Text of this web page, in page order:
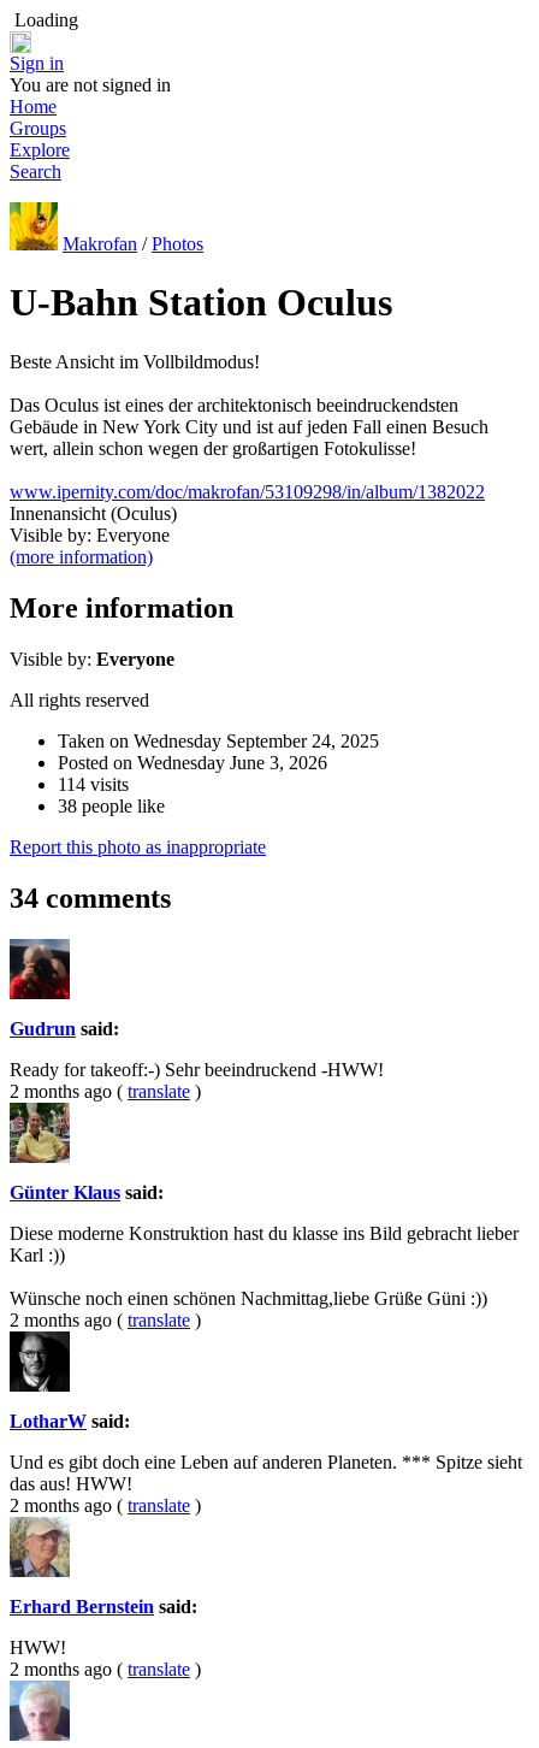
Loading
Sign in
You are not signed in
Home
Groups
Explore
Search
Makrofan /Photos
U-Bahn Station Oculus
Beste Ansicht im Vollbildmodus!
Das Oculus ist eines der architektonisch beeindruckendsten
Gebäude in New York City und ist auf jeden Fall einen Besuch
wert, allein schon wegen der großartigen Fotokulisse!
www.ipernity.com/doc/makrofan/53109298/in/album/1382022
Innenansicht (Oculus)
Visible by: Everyone
(more information)
More information
Visible by: Everyone
All rights reserved
Taken on Wednesday September 24, 2025
Posted on Wednesday June 3, 2026
114 visits
38 people like
Report this photo as inappropriate
34 comments
Gudrun said:
Ready for takeoff:-) Sehr beeindruckend -HWW!
2 months ago ( translate )
Günter Klaus said:
Diese moderne Konstruktion hast du klasse ins Bild gebracht lieber
Karl :))
Wünsche noch einen schönen Nachmittag,liebe Grüße Güni :))
2 months ago ( translate )
LotharW said:
Und es gibt doch eine Leben auf anderen Planeten. *** Spitze sieht
das aus! HWW!
2 months ago ( translate )
Erhard Bernstein said:
HWW!
2 months ago ( translate )